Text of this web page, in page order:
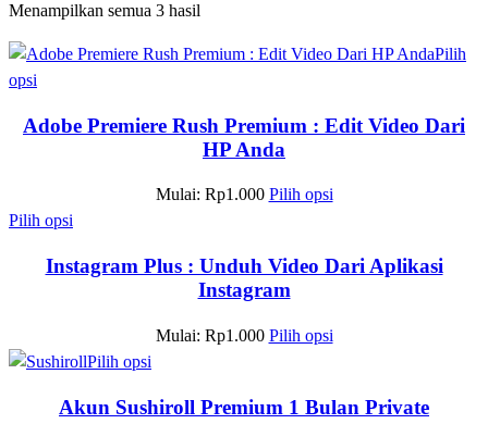
Menampilkan semua 3 hasil
Pilih
opsi
Adobe Premiere Rush Premium : Edit Video Dari
HP Anda
Mulai: Rp1.000 Pilih opsi
Pilih opsi
Instagram Plus : Unduh Video Dari Aplikasi
Instagram
Mulai: Rp1.000 Pilih opsi
Pilih opsi
Akun Sushiroll Premium 1 Bulan Private